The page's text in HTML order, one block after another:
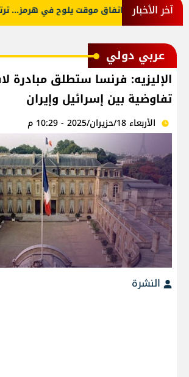
آخر الأخباراتفاق موقت يلوح في هرمز...
عربي دولي
الإليزيه: فرنسا ستطلق مبادرة
تفاوضية بين إسرائيل وإيران
الأربعاء 18/حزيران/2025 - 10:29 م
النشرة